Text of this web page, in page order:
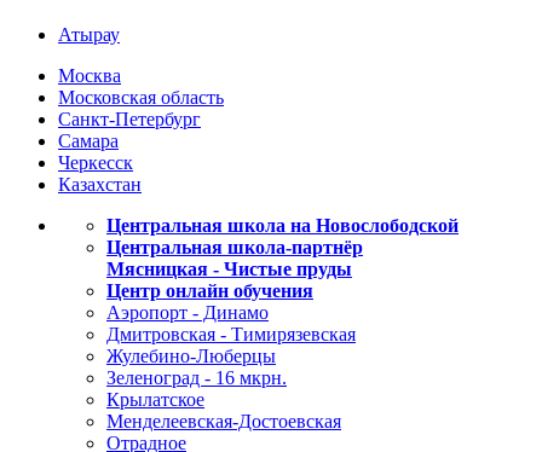
Атырау
Москва
Московская область
Санкт-Петербург
Самара
Черкесск
Казахстан
Центральная школа на Новослободской
Центральная школа-партнёр
Мясницкая - Чистые пруды
Центр онлайн обучения
Аэропорт - Динамо
Дмитровская - Тимирязевская
Жулебино-Люберцы
Зеленоград - 16 мкрн.
Крылатское
Менделеевская-Достоевская
Отрадное